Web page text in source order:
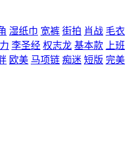
湿纸巾 宽裤 街拍 肖战 毛衣
李圣经 权志龙 基本款
上班
欧美 马项链 痴迷 短版 完美